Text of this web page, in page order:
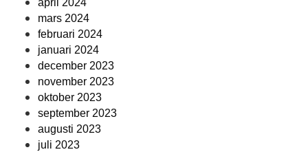
april 2024
mars 2024
februari 2024
januari 2024
december 2023
november 2023
oktober 2023
september 2023
augusti 2023
juli 2023